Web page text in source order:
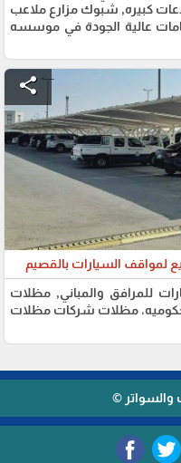
كبيره, شبوك مزارع ملاعب
عالية الجودة في موسسه
share
لمواقف السيارات بالقصيم
للمرافق والمباني, مظلات
مظلات شركات مظلات
والسواتر ©